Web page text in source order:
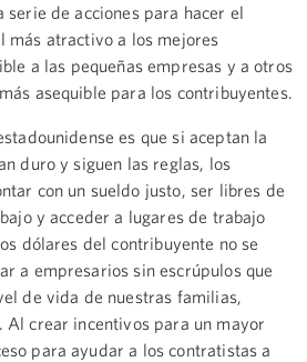
serie de acciones para hacer el
más atractivo a los mejores
a las pequeñas empresas y a otros
asequible para los contribuyentes.
es que si aceptan la
duro y siguen las reglas, los
con un sueldo justo, ser libres de
y acceder a lugares de trabajo
dólares del contribuyente no se
a empresarios sin escrúpulos que
de vida de nuestras familias,
Al crear incentivos para un mayor
para ayudar a los contratistas a